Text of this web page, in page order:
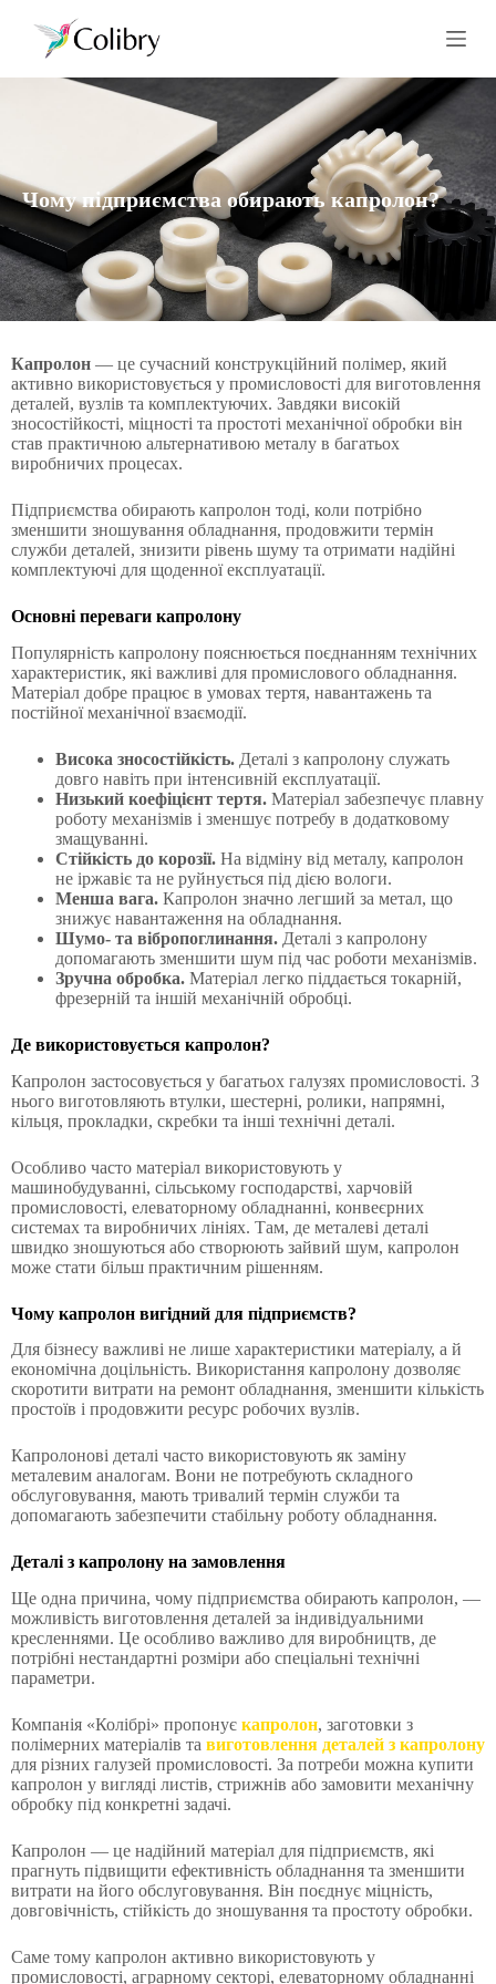
П
е
о
в
і
с
т
у
Чому підприємства обирають капролон?
Капролон — це сучасний конструкційний полімер, який
активно використовується у промисловості для виготовлення
деталей, вузлів та комплектуючих. Завдяки високій
зносостійкості, міцності та простоті механічної обробки він
став практичною альтернативою металу в багатьох
виробничих процесах.
Підприємства обирають капролон тоді, коли потрібно
зменшити зношування обладнання, продовжити термін
служби деталей, знизити рівень шуму та отримати надійні
комплектуючі для щоденної експлуатації.
Основні переваги капролону
Популярність капролону пояснюється поєднанням технічних
характеристик, які важливі для промислового обладнання.
Матеріал добре працює в умовах тертя, навантажень та
постійної механічної взаємодії.
Висока зносостійкість. Деталі з капролону служать
довго навіть при інтенсивній експлуатації.
Низький коефіцієнт тертя. Матеріал забезпечує плавну
роботу механізмів і зменшує потребу в додатковому
змащуванні.
Стійкість до корозії. На відміну від металу, капролон
не іржавіє та не руйнується під дією вологи.
Менша вага. Капролон значно легший за метал, що
знижує навантаження на обладнання.
Шумо- та вібропоглинання. Деталі з капролону
допомагають зменшити шум під час роботи механізмів.
Зручна обробка. Матеріал легко піддається токарній,
фрезерній та іншій механічній обробці.
Де використовується капролон?
Капролон застосовується у багатьох галузях промисловості. З
нього виготовляють втулки, шестерні, ролики, напрямні,
кільця, прокладки, скребки та інші технічні деталі.
Особливо часто матеріал використовують у
машинобудуванні, сільському господарстві, харчовій
промисловості, елеваторному обладнанні, конвеєрних
системах та виробничих лініях. Там, де металеві деталі
швидко зношуються або створюють зайвий шум, капролон
може стати більш практичним рішенням.
Чому капролон вигідний для підприємств?
Для бізнесу важливі не лише характеристики матеріалу, а й
економічна доцільність. Використання капролону дозволяє
скоротити витрати на ремонт обладнання, зменшити кількість
простоїв і продовжити ресурс робочих вузлів.
Капролонові деталі часто використовують як заміну
металевим аналогам. Вони не потребують складного
обслуговування, мають тривалий термін служби та
допомагають забезпечити стабільну роботу обладнання.
Деталі з капролону на замовлення
Ще одна причина, чому підприємства обирають капролон, —
можливість виготовлення деталей за індивідуальними
кресленнями. Це особливо важливо для виробництв, де
потрібні нестандартні розміри або спеціальні технічні
параметри.
Компанія «Колібрі» пропонує капролон, заготовки з
полімерних матеріалів та виготовлення деталей з капролону
для різних галузей промисловості. За потреби можна купити
капролон у вигляді листів, стрижнів або замовити механічну
обробку під конкретні задачі.
Капролон — це надійний матеріал для підприємств, які
прагнуть підвищити ефективність обладнання та зменшити
витрати на його обслуговування. Він поєднує міцність,
довговічність, стійкість до зношування та простоту обробки.
Саме тому капролон активно використовують у
промисловості, аграрному секторі, елеваторному обладнанні